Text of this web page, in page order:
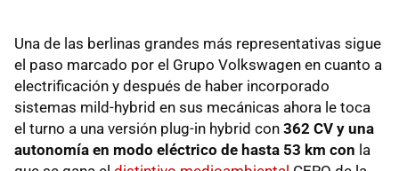
Una de las berlinas grandes más representativas sigue
el paso marcado por el Grupo Volkswagen en cuanto a
electrificación y después de haber incorporado
sistemas mild-hybrid en sus mecánicas ahora le toca
el turno a una versión plug-in hybrid con 362 CV y una
autonomía en modo eléctrico de hasta 53 km con la